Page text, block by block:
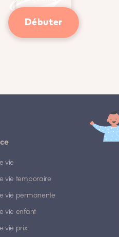
Débuter
vie
vie temporaire
vie permanente
vie enfant
vie prix